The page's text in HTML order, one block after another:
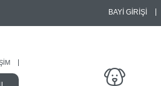
BAYI GIRIŞI